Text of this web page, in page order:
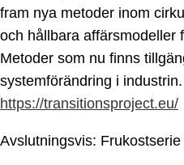
fram nya metoder inom
och hållbara affärsmodeller
Metoder som nu finns
systemförändring i
https://transitionsproject.eu/
Avslutningsvis: